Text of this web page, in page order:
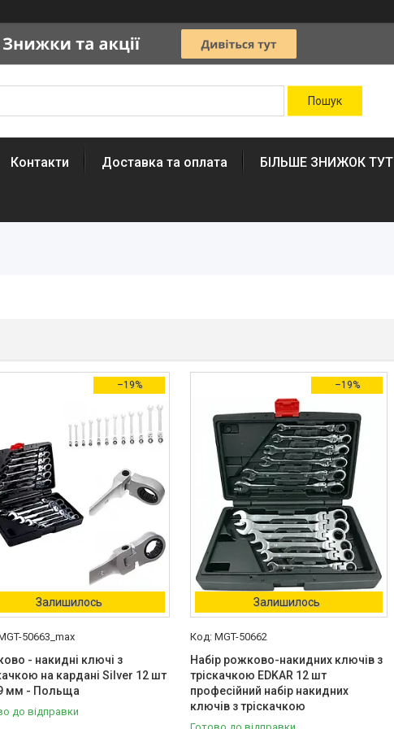
Контакти Доставка та оплата БІЛЬШЕ ЗНИЖОК ТУТ
–19%
Залишилось
50663_max
- накидні ключі з
на кардані Silver 12 шт
мм - Польща
до відправки
–19%
Залишилось
MGT-50662
Набір рожково-накидних ключів з
тріскачкою EDKAR 12 шт
професійний набір накидних
ключів з тріскачкою